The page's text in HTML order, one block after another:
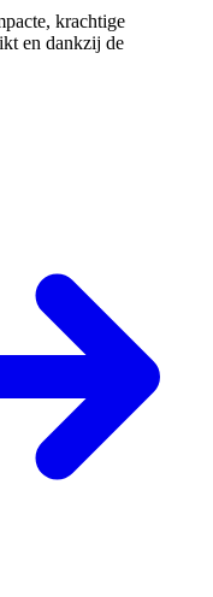
krachtige
en dankzij de